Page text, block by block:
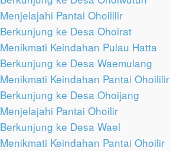
Menjelajahi Pantai Ohoililir
Berkunjung ke Desa Ohoirat
Menikmati Keindahan Pulau Hatta
Berkunjung ke Desa Waemulang
Menikmati Keindahan Pantai Ohoililir
Berkunjung ke Desa Ohoijang
Menjelajahi Pantai Ohoilir
Berkunjung ke Desa Wael
Menikmati Keindahan Pantai Ohoilir